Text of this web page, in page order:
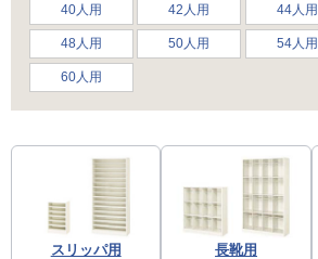
40人用 42人用 44人用
48人用 50人用 54人用
60人用
スリッパ用 長靴用